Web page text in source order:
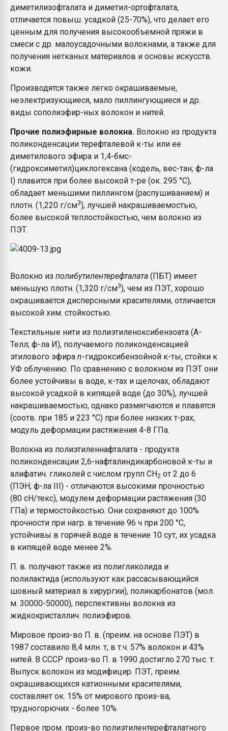
диметилизофталата и диметил-ортофталата,
отличается повыш. усадкой (25-70%), что делает его
ценным для получения высокообъемной пряжи в
смеси с др. малоусадочными волокнами, а также для
получения нетканых материалов и основы искусств.
кожи.
Производятся также легко окрашиваемые,
неэлектризующиеся, мало пиллингующиеся и др.
виды сополиэфир-ных волокон и нитей.
Прочие полиэфирные волокна. Волокно из продукта
поликонденсации терефталевой к-ты или ее
диметилового эфира и 1,4-бмс-
(гидроксиметил)циклогексана (кодель, вес-тан; ф-ла
I) плавится при более высокой т-ре (ок. 295 °С),
обладает меньшими пиллингом (распушиванием) и
плотн. (1,220 г/см3), лучшей накрашиваемостью,
более высокой теплостойкостью, чем волокно из
ПЭТ.
Волокно из полибутилентерефталата (ПБТ) имеет
меньшую плотн. (1,320 г/см3), чем из ПЭТ, хорошо
окрашивается дисперсными красителями, отличается
высокой хим. стойкостью.
Текстильные нити из полиэтиленоксибензоата (А-
Телл; ф-ла И), получаемого поликонденсацией
этилового эфира n-гидроксибензойной к-ты, стойки к
УФ облучению. По сравнению с волокном из ПЭТ они
более устойчивы в воде, к-тах и щелочах, обладают
высокой усадкой в кипящей воде (до 30%), лучшей
накрашиваемостью, однако размягчаются и плавятся
(соотв. при 185 и 223 °С) при более низких т-рах;
модуль деформации растяжения 4-8 ГПа.
Волокна из полиэтиленнафталата - продукта
поликонденсации 2,6-нафталиндикарбоновой к-ты и
алифатич. гликолей с числом групп СН2 от 2 до 6
(ПЭН; ф-ла III) - отличаются высокими прочностью
(80 сН/текс), модулем деформации растяжения (30
ГПа) и термостойкостью. Они сохраняют до 100%
прочности при нагр. в течение 96 ч при 200 °С,
устойчивы в горячей воде в течение 10 сут, их усадка
в кипящей воде менее 2%.
П. в. получают также из полигликолида и
полилактида (используют как рассасывающийся
шовный материал в хирургии), поликарбонатов (мол.
м. 30000-50000), перспективны волокна из
жидкокристаллич. полиэфиров.
Мировое произ-во П. в. (преим. на основе ПЭТ) в
1987 составило 8,4 млн. т, в т.ч. 57% волокон и 43%
нитей. В СССР произ-во П. в 1990 достигло 270 тыс. т.
Выпуск волокон из модифицир. ПЭТ, преим.
окрашивающихся катионными красителями,
составляет ок. 15% от мирового произ-ва,
трудногорючих - более 10%.
Первое пром. произ-во полиэтилентерефталатного